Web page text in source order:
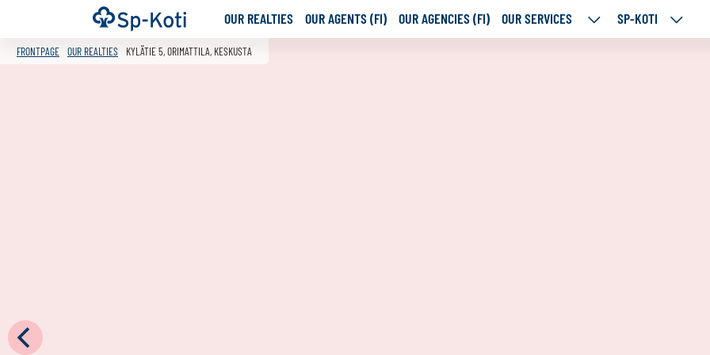
Go
to
content
Frontpage OUR REALTIES OUR AGENTS (FI) OUR AGENCIES (FI) OUR SERVICES
OUR
SP-KOTI
SP-
FRONTPAGE OUR REALTIES KYLÄTIE 5, ORIMATTILA, KESKUSTA